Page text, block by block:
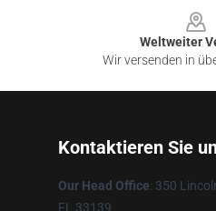
Weltweiter
Wir versenden in
Kontaktieren Sie
Our Head Office: 350
FL 33139